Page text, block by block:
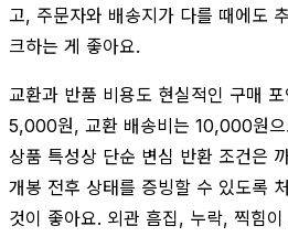
고, 주문자와 배송지가 다를 때에도
크하는 게 좋아요.
교환과 반품 비용도 현실적인 구매
5,000원, 교환 배송비는 10,000원으
상품 특성상 단순 변심 반환 조건은
개봉 전후 상태를 증빙할 수 있도록
것이 좋아요. 외관 흠집, 누락, 찍힘